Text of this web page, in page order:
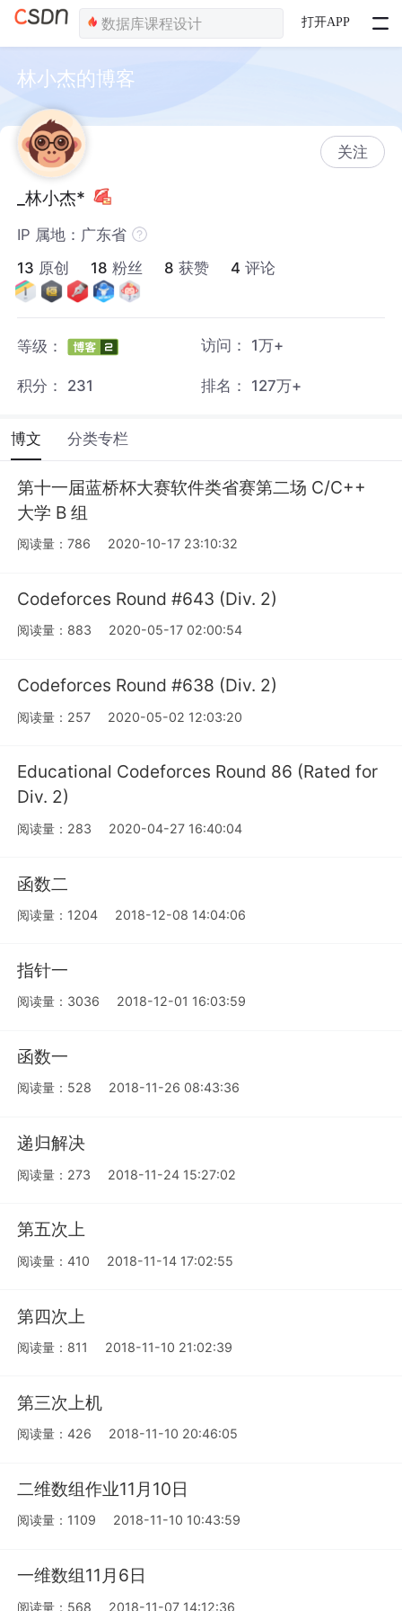
打开APP
林小杰的博客
关注
_林小杰*
IP 属地：广东省
13 原创 18 粉丝 8 获赞 4 评论
等级： 访问： 1万+
积分： 231 排名： 127万+
博文 分类专栏
第十一届蓝桥杯大赛软件类省赛第二场 C/C++
大学 B 组
阅读量：786 2020-10-17 23:10:32
Codeforces Round #643 (Div. 2)
阅读量：883 2020-05-17 02:00:54
Codeforces Round #638 (Div. 2)
阅读量：257 2020-05-02 12:03:20
Educational Codeforces Round 86 (Rated for
Div. 2)
阅读量：283 2020-04-27 16:40:04
函数二
阅读量：1204 2018-12-08 14:04:06
指针一
阅读量：3036 2018-12-01 16:03:59
函数一
阅读量：528 2018-11-26 08:43:36
递归解决
阅读量：273 2018-11-24 15:27:02
第五次上
阅读量：410 2018-11-14 17:02:55
第四次上
阅读量：811 2018-11-10 21:02:39
第三次上机
阅读量：426 2018-11-10 20:46:05
二维数组作业11月10日
阅读量：1109 2018-11-10 10:43:59
一维数组11月6日
阅读量：568 2018-11-07 14:12:36